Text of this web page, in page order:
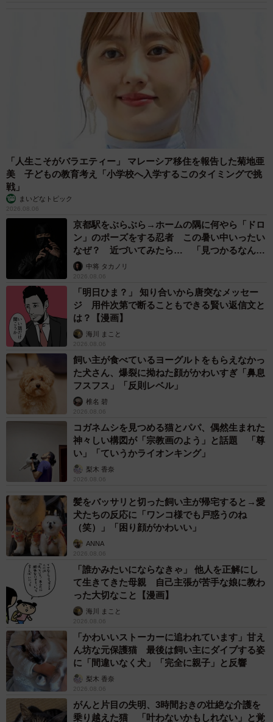
「人生こそがバラエティー」 マレーシア移住を報告した菊地亜
美 子どもの教育考え「小学校へ入学するこのタイミングで挑
戦」
まいどなトピック
2026.08.06
京都駅をぶらぶら→ホームの隅に何やら「ドロ
ン」のポーズをする忍者 この暑い中いったい
なぜ？ 近づいてみたら… 「見つかるなんて
未熟」中将 タカノリ
2026.08.06
「明日ひま？」 知り合いから唐突なメッセー
ジ 用件次第で断ることもできる賢い返信文と
は？【漫画】
海川 まこと
2026.08.06
飼い主が食べているヨーグルトをもらえなかっ
た犬さん、爆裂に拗ねた顔がかわいすぎ「鼻息
フスフス」「反則レベル」
椎名 碧
2026.08.06
コガネムシを見つめる猫とパパ、偶然生まれた
神々しい構図が「宗教画のよう」と話題 「尊
い」「ていうかライオンキング」
梨木 香奈
2026.08.06
髪をバッサリと切った飼い主が帰宅すると→愛
犬たちの反応に「ワンコ様でも戸惑うのね
（笑）」「困り顔がかわいい」
ANNA
2026.08.06
「誰かみたいにならなきゃ」 他人を正解にし
て生きてきた母親 自己主張が苦手な娘に教わ
った大切なこと【漫画】
海川 まこと
2026.08.06
「かわいいストーカーに追われています」甘え
ん坊な元保護猫 最後は飼い主にダイブする姿
に「間違いなく犬」「完全に親子」と反響
梨木 香奈
2026.08.06
がんと片目の失明、3時間おきの壮絶な介護を
乗り越えた猫 「叶わないかもしれない」と覚